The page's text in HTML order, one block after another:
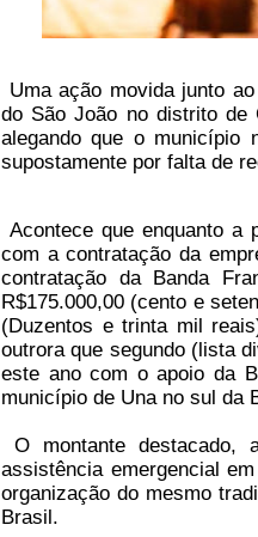
Uma ação movida junto
do São João no distrito de
alegando que o município
supostamente por falta de
Acontece que enquanto a
com a contratação da
contratação da Banda
R$175.000,00 (cento e
(Duzentos e trinta mil
outrora que segundo (lista
este ano com o apoio da
município de Una no sul da
O montante destacado,
assistência emergencial
organização do mesmo
Brasil.